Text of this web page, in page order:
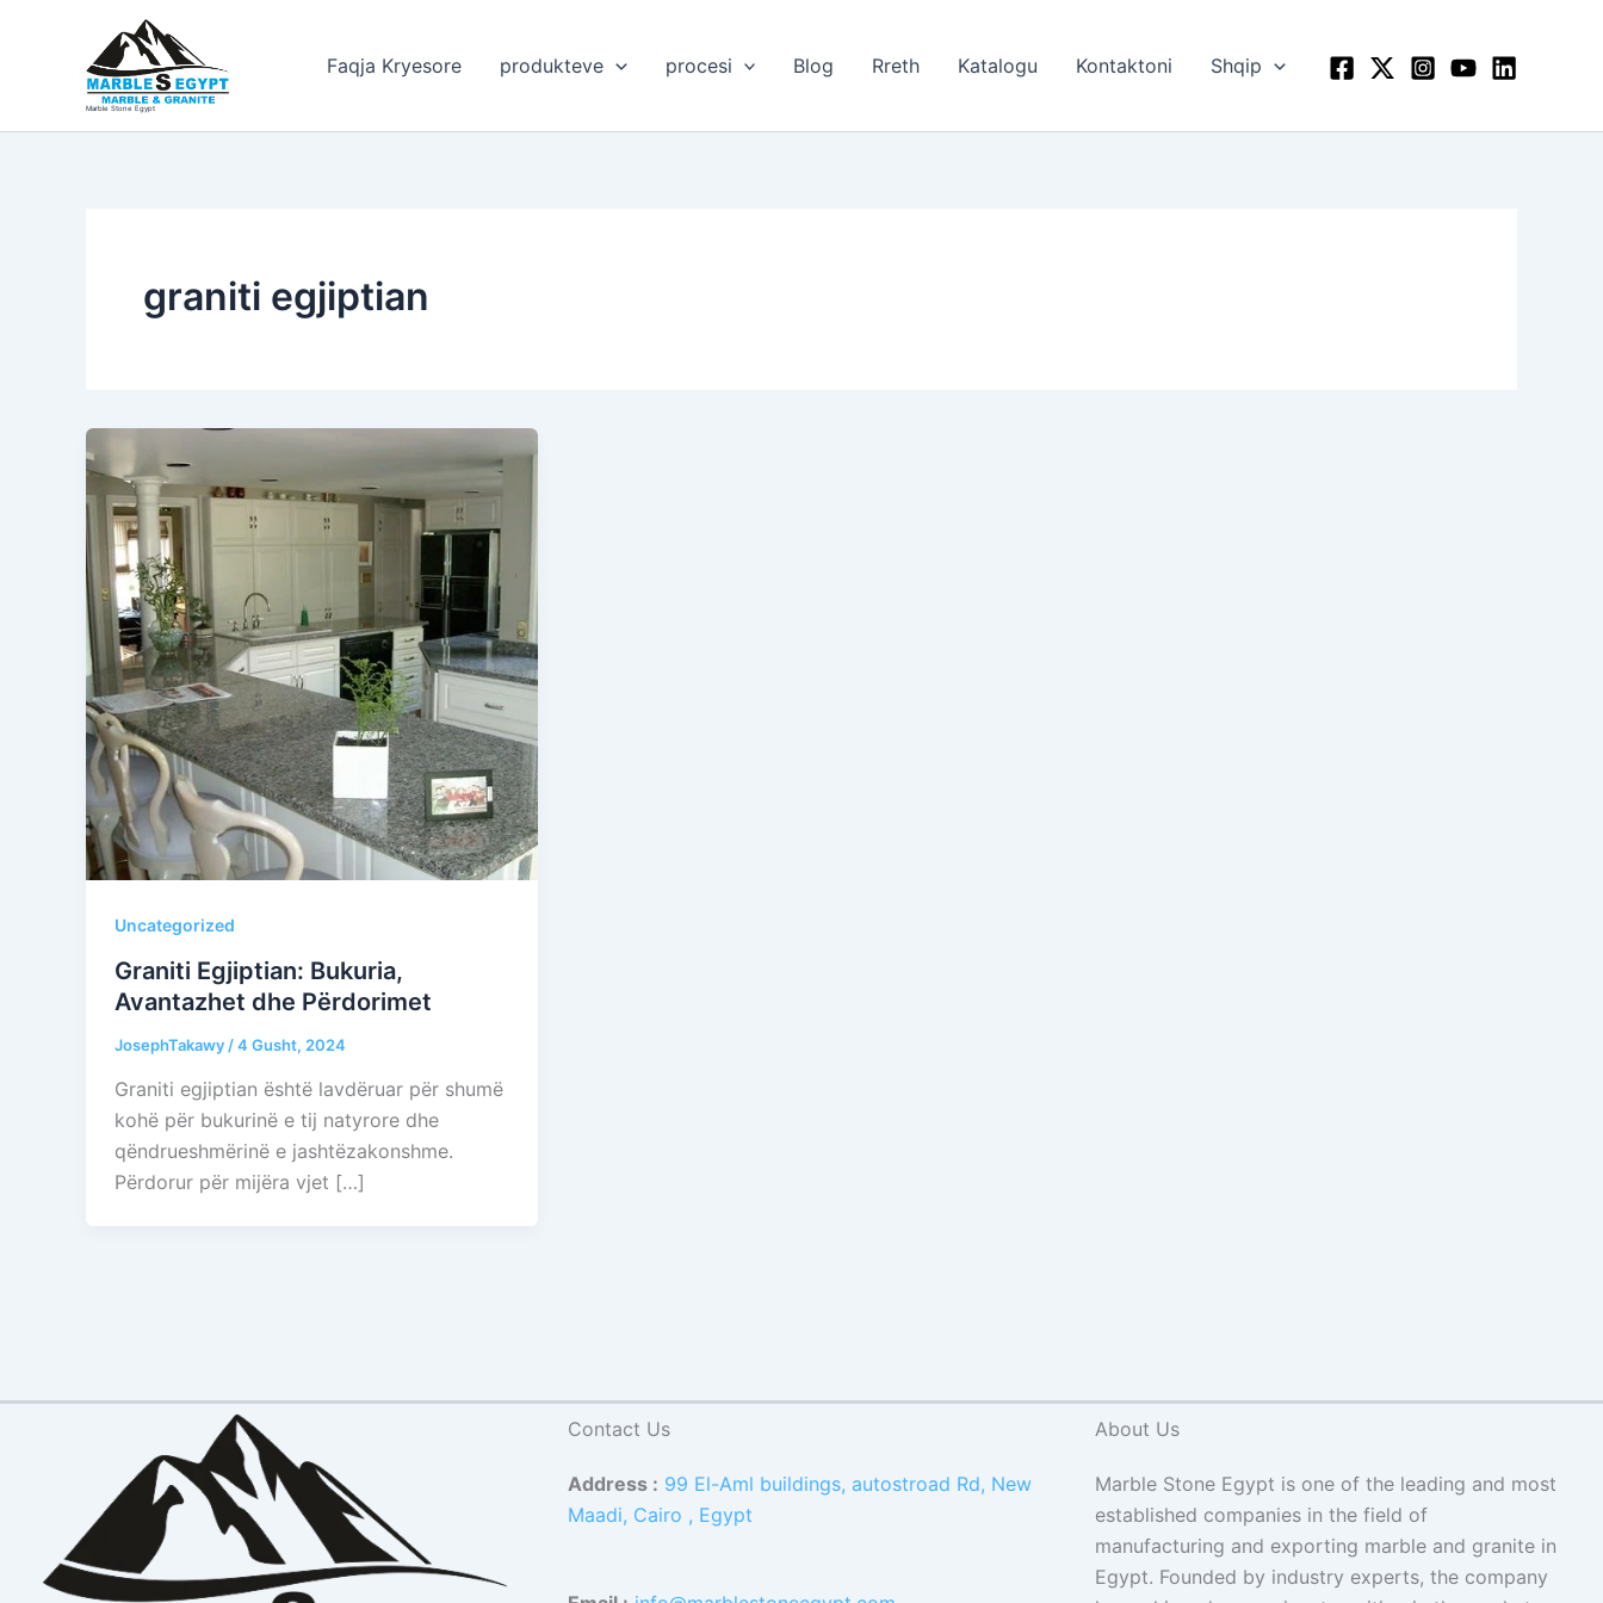
Marble Stone Egypt
Faqja Kryesore produkteve procesi Blog Rreth Katalogu Kontaktoni Shqip
graniti egjiptian
Uncategorized
Graniti Egjiptian: Bukuria,
Avantazhet dhe Përdorimet
JosephTakawy /4 Gusht, 2024
Graniti egjiptian është lavdëruar për shumë
kohë për bukurinë e tij natyrore dhe
qëndrueshmërinë e jashtëzakonshme.
Përdorur për mijëra vjet […]
Contact Us
Address : 99 El-Aml buildings, autostroad Rd, New
Maadi, Cairo , Egypt
About Us
Marble Stone Egypt is one of the leading and most
established companies in the field of
manufacturing and exporting marble and granite in
Egypt. Founded by industry experts, the company